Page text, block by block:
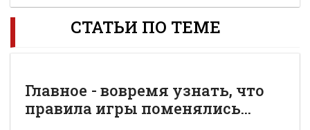
СТАТЬИ ПО ТЕМЕ
Главное - вовремя узнать, что
правила игры поменялись...